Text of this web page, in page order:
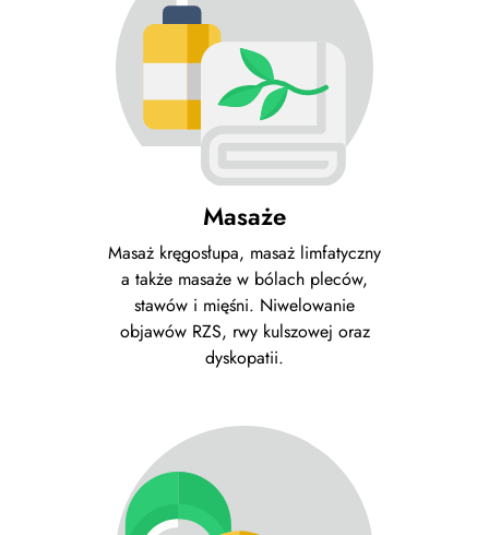
Masaże
Masaż kręgosłupa, masaż limfatyczny
a także masaże w bólach pleców,
stawów i mięśni. Niwelowanie
objawów RZS, rwy kulszowej oraz
dyskopatii.